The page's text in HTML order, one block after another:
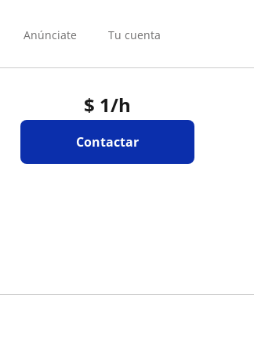
Anúnciate Tu cuenta
$ 1/h
Contactar